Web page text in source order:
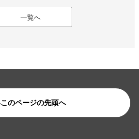
一覧へ
このページの先頭へ